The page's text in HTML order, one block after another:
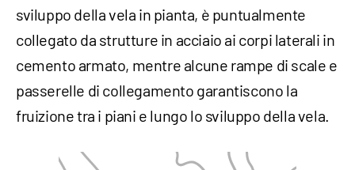
sviluppo della vela in pianta, è puntualmente
collegato da strutture in acciaio ai corpi laterali in
cemento armato, mentre alcune rampe di scale e
passerelle di collegamento garantiscono la
fruizione tra i piani e lungo lo sviluppo della vela.